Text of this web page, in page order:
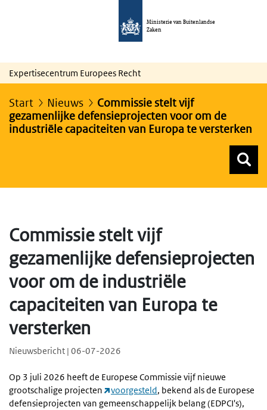
Ministerie van Buitenlandse
Zaken
Expertisecentrum Europees Recht
Start Nieuws
Commissie stelt vijf
gezamenlijke defensieprojecten voor om de
industriële capaciteiten van Europa te versterken
Commissie stelt vijf
gezamenlijke defensieprojecten
voor om de industriële
capaciteiten van Europa te
versterken
Nieuwsbericht | 06-07-2026
Op 3 juli 2026 heeft de Europese Commissie vijf nieuwe
grootschalige projecten
voorgesteld, bekend als de Europese
defensieprojecten van gemeenschappelijk belang (EDPCI's),